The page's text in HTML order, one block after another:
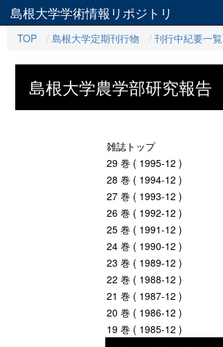
島根大学学術情報リポジトリ
TOP
島根大学定期刊行物 刊行中紀要一覧
島根大学農学部研究報告
雑誌トップ
29 巻 ( 1995-12 )
28 巻 ( 1994-12 )
27 巻 ( 1993-12 )
26 巻 ( 1992-12 )
25 巻 ( 1991-12 )
24 巻 ( 1990-12 )
23 巻 ( 1989-12 )
22 巻 ( 1988-12 )
21 巻 ( 1987-12 )
20 巻 ( 1986-12 )
19 巻 ( 1985-12 )